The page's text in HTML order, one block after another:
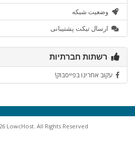
وضعیت شبکه
ارسال تیکت پشتیبانی
רשתות חברתיות
עקוב אחרינו בפייסבוק!
LowcHost. All Rights Reserved.